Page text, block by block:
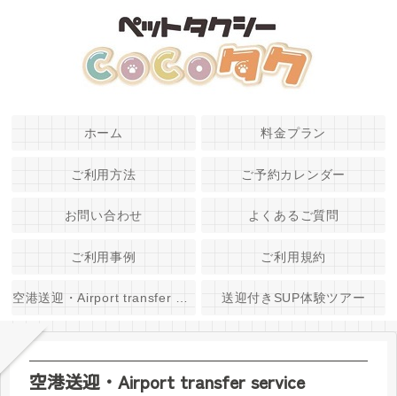
ホーム 料金プラン
ご利用方法 ご予約カレンダー
お問い合わせ よくあるご質問
ご利用事例 ご利用規約
送迎付きSUP体験ツアー
空港送迎・Airport transfer service